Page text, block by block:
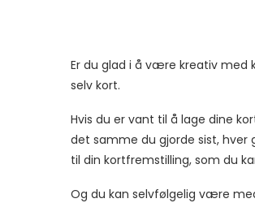
Er du glad i å være kreativ med
selv kort.
Hvis du er vant til å lage dine
det samme du gjorde sist, hver
til din kortfremstilling, som du
Og du kan selvfølgelig være